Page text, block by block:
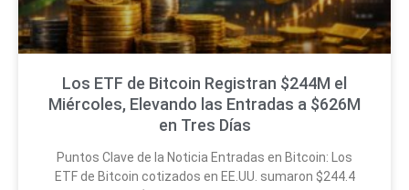
Los ETF de Bitcoin Registran $244M el
Miércoles, Elevando las Entradas a $626M
en Tres Días
Puntos Clave de la Noticia Entradas en Bitcoin: Los
ETF de Bitcoin cotizados en EE.UU. sumaron $244.4